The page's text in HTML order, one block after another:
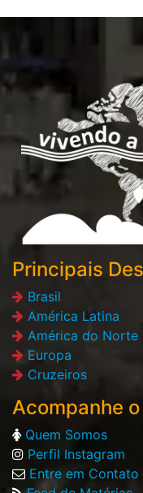
Principais
Brasil
América Latina
América do Norte
Europa
Cruzeiros
Acompanhe
Quem Somos
Perfil Instagram
Entre em Contato